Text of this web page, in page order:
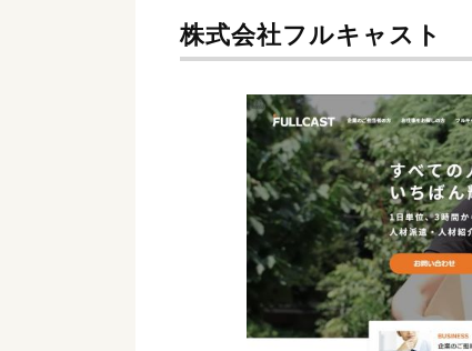
株式会社フルキャスト